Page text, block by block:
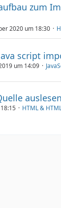
zum
2020 um 18:30
script
um 14:09
HTML &